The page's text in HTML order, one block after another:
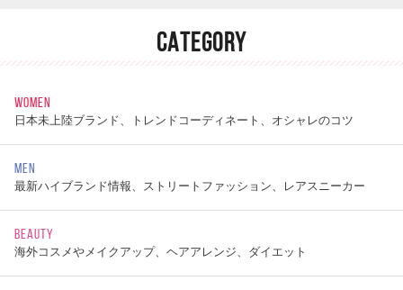
CATEGORY
WOMEN
日本未上陸ブランド、トレンドコーディネート、オシャレのコツ
MEN
最新ハイブランド情報、ストリートファッション、レアスニーカー
BEAUTY
海外コスメやメイクアップ、ヘアアレンジ、ダイエット